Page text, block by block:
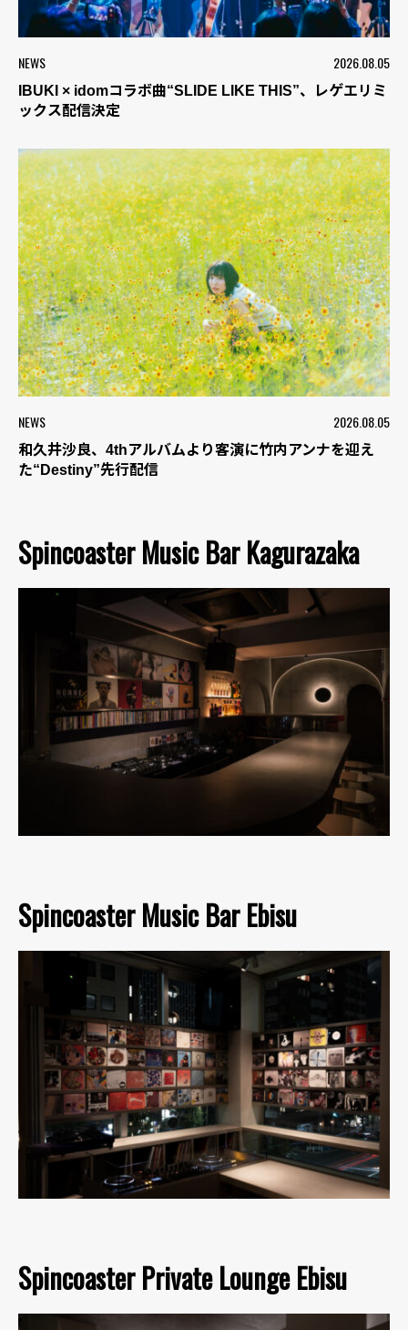
NEWS 2026.08.05
IBUKI × idomコラボ曲“SLIDE LIKE THIS”、レゲエリミ
ックス配信決定
NEWS 2026.08.05
和久井沙良、4thアルバムより客演に竹内アンナを迎え
た“Destiny”先行配信
Spincoaster Music Bar Kagurazaka
Spincoaster Music Bar Ebisu
Spincoaster Private Lounge Ebisu